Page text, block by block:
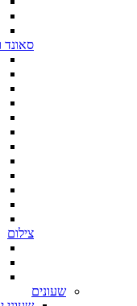
סאונד
צילום
שעונים